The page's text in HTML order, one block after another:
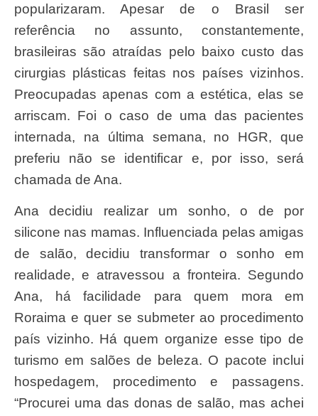
popularizaram. Apesar de o Brasil ser
referência no assunto, constantemente,
brasileiras são atraídas pelo baixo custo das
cirurgias plásticas feitas nos países vizinhos.
Preocupadas apenas com a estética, elas se
arriscam. Foi o caso de uma das pacientes
internada, na última semana, no HGR, que
preferiu não se identificar e, por isso, será
chamada de Ana.
Ana decidiu realizar um sonho, o de por
silicone nas mamas. Influenciada pelas amigas
de salão, decidiu transformar o sonho em
realidade, e atravessou a fronteira. Segundo
Ana, há facilidade para quem mora em
Roraima e quer se submeter ao procedimento
país vizinho. Há quem organize esse tipo de
turismo em salões de beleza. O pacote inclui
hospedagem, procedimento e passagens.
“Procurei uma das donas de salão, mas achei